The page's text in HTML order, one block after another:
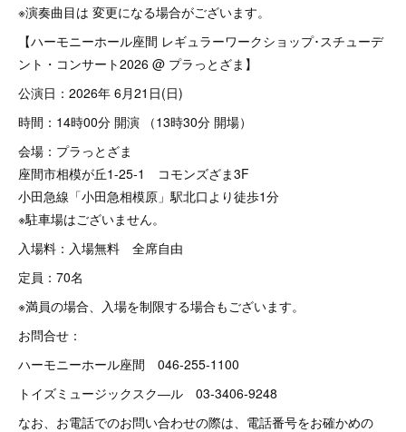
※演奏曲目は 変更になる場合がございます。
【ハーモニーホール座間 レギュラーワークショップ･スチューデ
ント・コンサート2026 @ プラっとざま】
公演日：2026年 6月21日(日)
時間：14時00分 開演 （13時30分 開場）
会場：プラっとざま
座間市相模が丘1-25-1 コモンズざま3F
小田急線「小田急相模原」駅北口より徒歩1分
※駐車場はございません。
入場料：入場無料 全席自由
定員：70名
※満員の場合、入場を制限する場合もございます。
お問合せ：
ハーモニーホール座間 046-255-1100
トイズミュージックスク―ル 03-3406-9248
なお、お電話でのお問い合わせの際は、電話番号をお確かめの